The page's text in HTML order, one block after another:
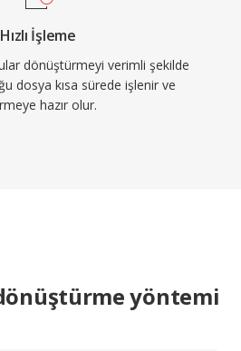
Hızlı İşleme
dönüştürmeyi verimli şekilde
dosya kısa sürede işlenir ve
hazır olur.
yöntemi